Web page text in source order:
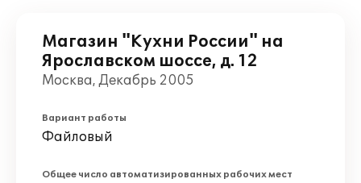
Магазин "Кухни России" на
Ярославском шоссе, д. 12
Москва, Декабрь 2005
Вариант работы
Файловый
Общее число автоматизированных рабочих мест